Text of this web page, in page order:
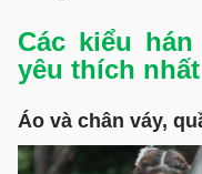
Các kiểu
yêu thích
Áo và chân váy,